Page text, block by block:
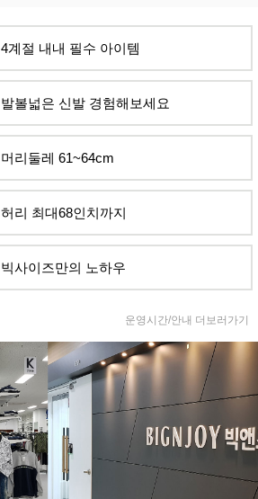
4계절 내내 필수 아이템
발볼넓은 신발 경험해보세요
머리둘레 61~64cm
허리 최대68인치까지
빅사이즈만의 노하우
운영시간/안내 더보러가기